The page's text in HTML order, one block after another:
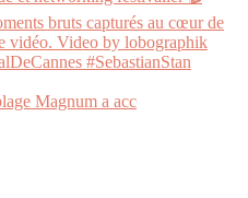
Magnum a acc